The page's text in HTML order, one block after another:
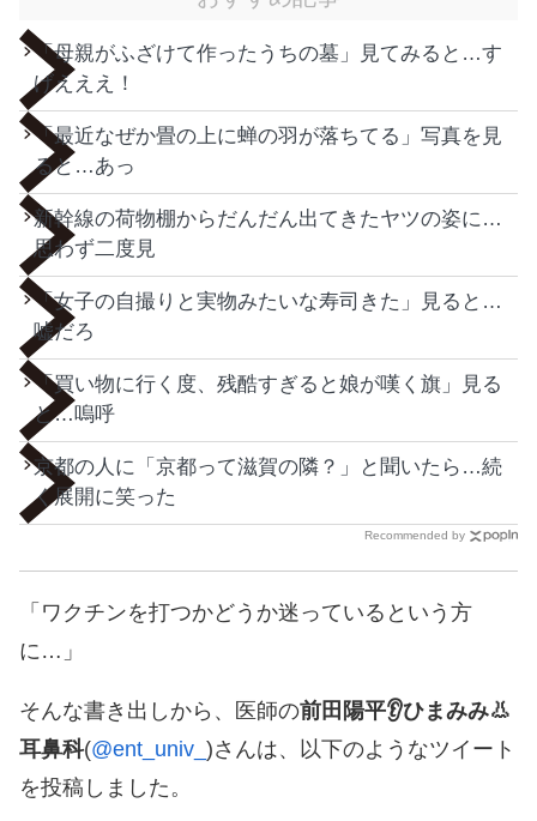
「母親がふざけて作ったうちの墓」見てみると…す
げえええ！
「最近なぜか畳の上に蝉の羽が落ちてる」写真を見
ると…あっ
新幹線の荷物棚からだんだん出てきたヤツの姿に…
思わず二度見
「女子の自撮りと実物みたいな寿司きた」見ると…
嘘だろ
「買い物に行く度、残酷すぎると娘が嘆く旗」見る
と…嗚呼
京都の人に「京都って滋賀の隣？」と聞いたら…続
く展開に笑った
Recommended by
「ワクチンを打つかどうか迷っているという方
に…」
そんな書き出しから、医師の前田陽平👂ひまみみ👃
耳鼻科(@ent_univ_ )さんは、以下のようなツイート
を投稿しました。